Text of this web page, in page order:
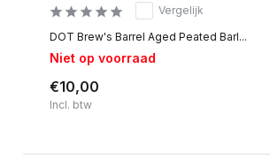
Vergelijk
DOT Brew's Barrel Aged Peated Barl...
Niet op voorraad
€10,00
Incl. btw